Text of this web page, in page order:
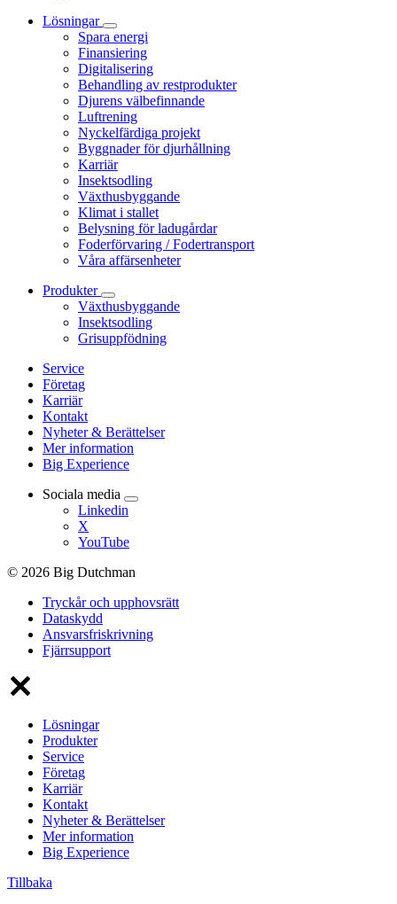
Lösningar
Spara energi
Finansiering
Digitalisering
Behandling av restprodukter
Djurens välbefinnande
Luftrening
Nyckelfärdiga projekt
Byggnader för djurhållning
Karriär
Insektsodling
Växthusbyggande
Klimat i stallet
Belysning för ladugårdar
Foderförvaring / Fodertransport
Våra affärsenheter
Produkter
Växthusbyggande
Insektsodling
Grisuppfödning
Service
Företag
Karriär
Kontakt
Nyheter & Berättelser
Mer information
Big Experience
Sociala media
Linkedin
X
YouTube
© 2026 Big Dutchman
Tryckår och upphovsrätt
Dataskydd
Ansvarsfriskrivning
Fjärrsupport
Lösningar
Produkter
Service
Företag
Karriär
Kontakt
Nyheter & Berättelser
Mer information
Big Experience
Tillbaka